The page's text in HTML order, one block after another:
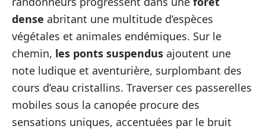
dense abritant une multitude d’espèces
végétales et animales endémiques. Sur le
chemin, les ponts suspendus ajoutent une
note ludique et aventurière, surplombant des
cours d’eau cristallins. Traverser ces passerelles
mobiles sous la canopée procure des
sensations uniques, accentuées par le bruit